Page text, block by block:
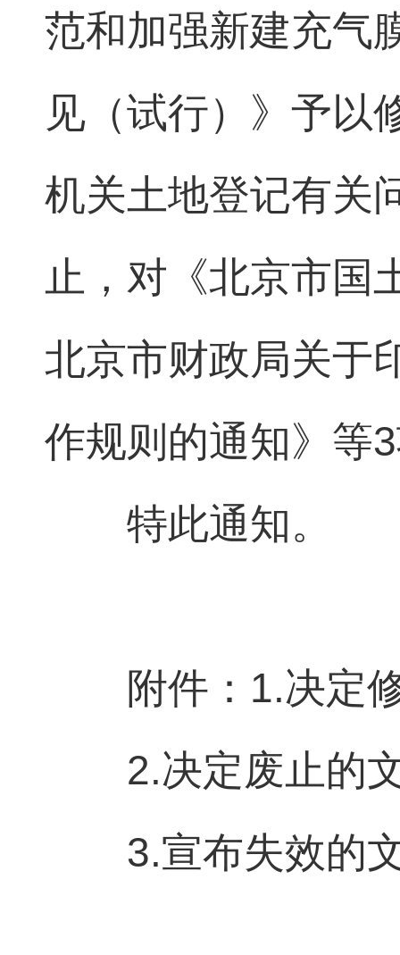
范和加强新建充气
见（试行）》予以
机关土地登记有关
止，对《北京市国
北京市财政局关于
作规则的通知》等
特此通知。
附件：1.决定
2.决定废止的
3.宣布失效的